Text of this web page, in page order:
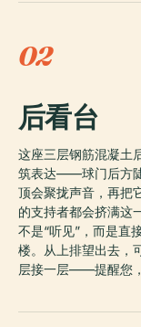
02
后看台
这座三层钢筋混凝土
筑表达——球门后方
顶会聚拢声音，再把
的支持者都会挤满这
不是“听见”，而是直
楼。从上排望出去，
层接一层——提醒您